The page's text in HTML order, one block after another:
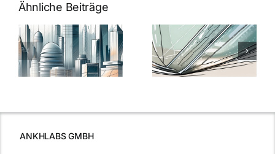
Ähnliche Beiträge
5 Gründe,
warum
Nanoversiegelung
auf Glas
7
Expertentipps
für maximale
ANKHLABS GMBH